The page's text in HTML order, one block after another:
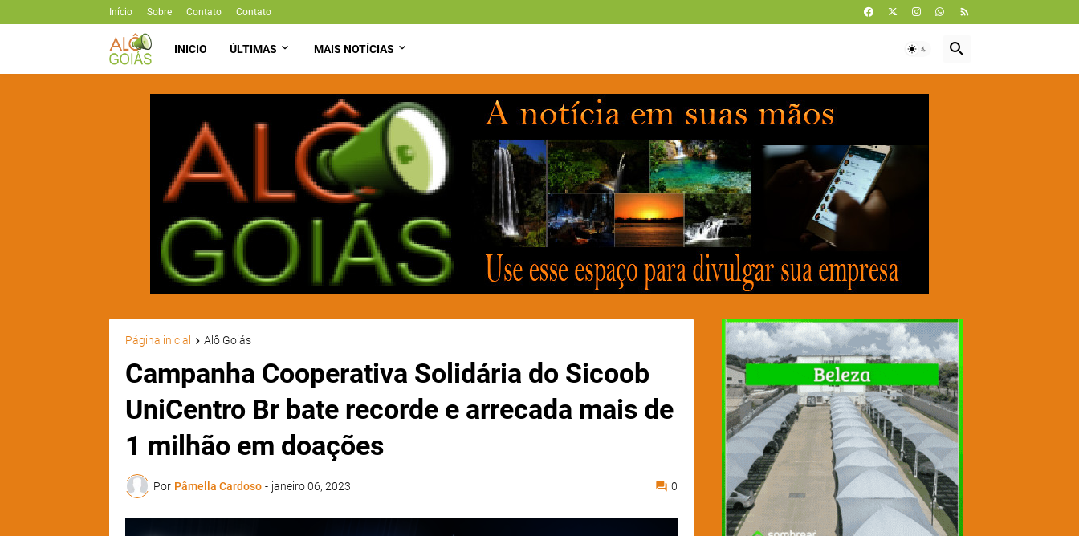
Início Sobre Contato Contato
INICIO ÚLTIMAS MAIS NOTÍCIAS
Página inicial Alô Goiás
Campanha Cooperativa Solidária do Sicoob
UniCentro Br bate recorde e arrecada mais de
1 milhão em doações
Por Pâmella Cardoso - janeiro 06, 2023 0